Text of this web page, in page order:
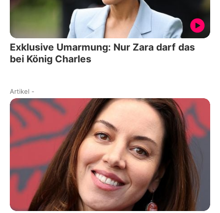
Exklusive Umarmung: Nur Zara darf das
bei König Charles
Artikel -